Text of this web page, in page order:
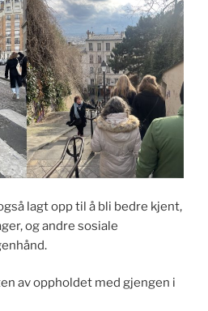
lagt opp til å bli bedre kjent,
og andre sosiale
av oppholdet med gjengen i